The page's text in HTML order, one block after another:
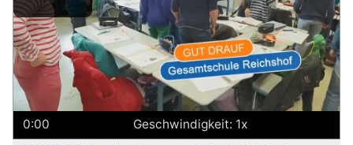
0:00 Geschwindigkeit: 1x